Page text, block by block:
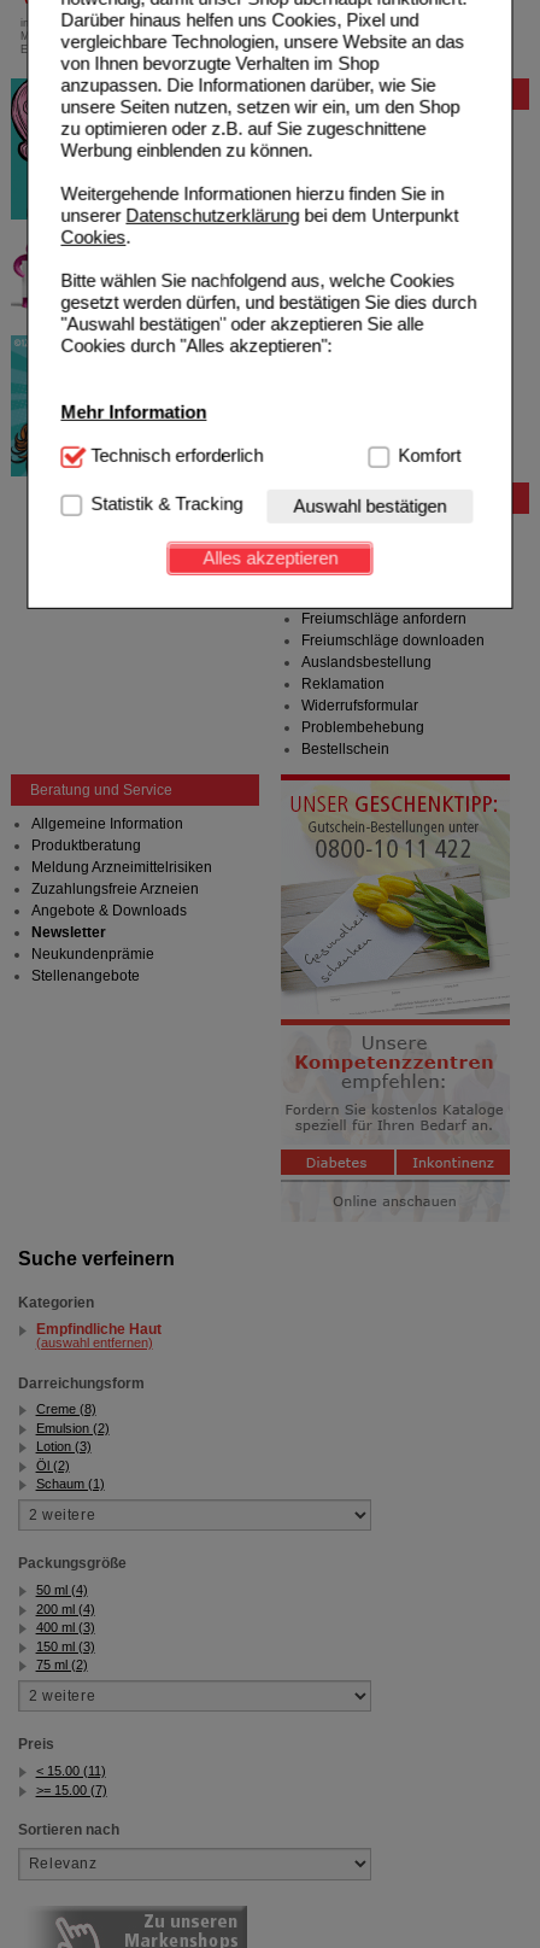
Darüber hinaus helfen uns Cookies, Pixel und
vergleichbare Technologien, unsere Website an das
von Ihnen bevorzugte Verhalten im Shop
anzupassen. Die Informationen darüber, wie Sie
unsere Seiten nutzen, setzen wir ein, um den Shop
zu optimieren oder z.B. auf Sie zugeschnittene
Werbung einblenden zu können.
Weitergehende Informationen hierzu finden Sie in
unserer Datenschutzerklärungbei dem Unterpunkt
Cookies.
Bitte wählen Sie nachfolgend aus, welche Cookies
gesetzt werden dürfen, und bestätigen Sie dies durch
"Auswahl bestätigen" oder akzeptieren Sie alle
Cookies durch "Alles akzeptieren":
Mehr Information
Technisch Notwendig:Hierbei handelt es sich um
Website notwendig sind (z.B. Navigation, Warenkorb,
Kundenkonto), weshalb auf diese nicht verzichtet
werden kann.
Einkaufserlebnis noch ansprechender zu gestalten,
beispielsweise für die Wiedererkennung des
Besuchers oder unsere Seite an bevorzugte
Verhaltensweisen (z.B. Spracheinstellung)
anzupassen. Komfort-Cookies ermöglichen es uns
auch auf Ihre Bedürfnisse zugeschrittene Inhalte
anzuzeigen und unser Partnerprogramm zu
Statistik & Tracking:Hierüber lassen sich
Informationen über die Art und Weise der Nutzung
unserer Website sammeln, mit deren Hilfe wir unsere
Website weiter für Sie optimieren können, den Inhalt
auf unserer Website aber auch die Werbung auf
Drittseiten möglichst relevant für Sie zu gestalten.
Bitte beachten Sie, dass Daten hierfür teilweise an
Dritte wie z.B. Google oder soziale Medien
übertragen werden.
Technisch erforderlich Komfort
Statistik & Tracking Auswahl bestätigen
Alles akzeptieren
Suche verfeinern
Kategorien
Empfindliche Haut
(auswahl entfernen)
Darreichungsform
Creme (8)
Emulsion (2)
Lotion (3)
Öl (2)
Schaum (1)
Packungsgröße
50 ml (4)
200 ml (4)
400 ml (3)
150 ml (3)
75 ml (2)
Preis
< 15.00 (11)
>= 15.00 (7)
Sortieren nach
innerhalb Deutschlands bei einem
Mindestbestellwert von 13,99 Euro oder bei
Einsendung eines Kassenrezeptes
Bewertung
Bestellung
Hilfe zum Bestellvorgang
Zahlungsmöglichkeiten
Freiumschläge anfordern
Freiumschläge downloaden
Auslandsbestellung
Reklamation
Widerrufsformular
Problembehebung
Bestellschein
Beratung und Service
Allgemeine Information
Produktberatung
Meldung Arzneimittelrisiken
Zuzahlungsfreie Arzneien
Angebote & Downloads
Newsletter
Neukundenprämie
Stellenangebote